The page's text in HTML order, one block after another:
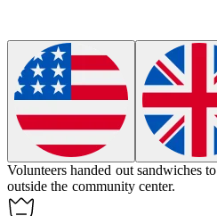
Volunteers handed out sandwiches
outside the community center.